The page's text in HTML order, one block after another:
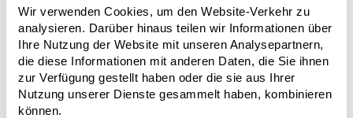
Wir verwenden Cookies, um den Website-Verkehr zu
analysieren. Darüber hinaus teilen wir Informationen über
Ihre Nutzung der Website mit unseren Analysepartnern,
die diese Informationen mit anderen Daten, die Sie ihnen
zur Verfügung gestellt haben oder die sie aus Ihrer
Nutzung unserer Dienste gesammelt haben, kombinieren
können.
Höhe: 150